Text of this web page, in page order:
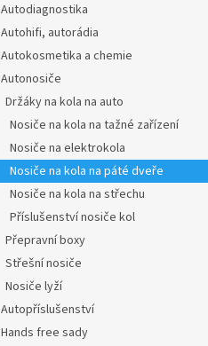
Autodiagnostika
Autohifi, autorádia
Autokosmetika a chemie
Autonosiče
Držáky na kola na auto
Nosiče na kola na tažné zařízení
Nosiče na elektrokola
Nosiče na kola na páté dveře
Nosiče na kola na střechu
Příslušenství nosiče kol
Přepravní boxy
Střešní nosiče
Nosiče lyží
Autopříslušenství
Hands free sady